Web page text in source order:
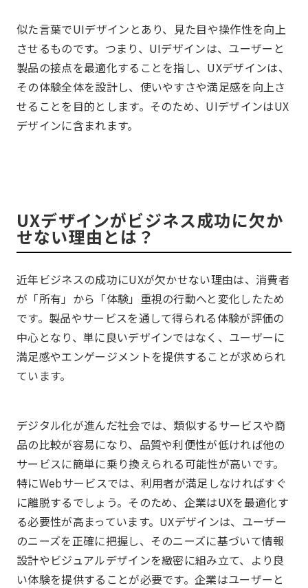
似た言葉でUIデザインとあり、見た目や操作性を向上
させるものです。つまり、UIデザインは、ユーザーと
製品の接点を最適化することを指し、UXデザインは、
その体験全体を設計し、使いやすさや満足感を向上さ
せることを目的とします。そのため、UIデザインはUX
デザインに含まれます。
UXデザインがビジネス成功に欠か
せない理由とは？
近年ビジネスの成功にUXが欠かせない理由は、消費者
が「所有」から「体験」重視の行動へと変化したため
です。製品やサービスを通して得られる体験が評価の
中心となり、単に良いデザインではなく、ユーザーに
満足感やエンゲージメントを提供することが求められ
ています。
デジタル化が進んだ社会では、類似するサービスや商
品の比較が容易になり、品質や利便性が低ければ他の
サービスに簡単に乗り換えられる可能性が高いです。
特にWebサービスでは、利用者が満足しなければすぐ
に離脱するでしょう。そのため、企業はUXを最適化す
る必要性が高まっています。UXデザインは、ユーザー
のニーズを正確に把握し、そのニーズに基づいて情報
設計やビジュアルデザインを緻密に組み立て、より良
い体験を提供することが必要です。企業はユーザーと